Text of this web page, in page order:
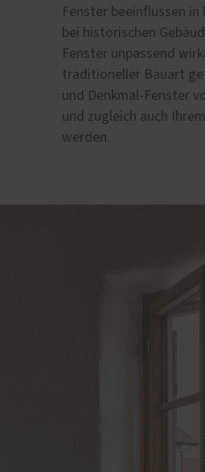
Fenster beeinflussen
bei historischen
Fenster unpassend
traditioneller Bauart
und Denkmal-Fenster
und zugleich auch
werden.